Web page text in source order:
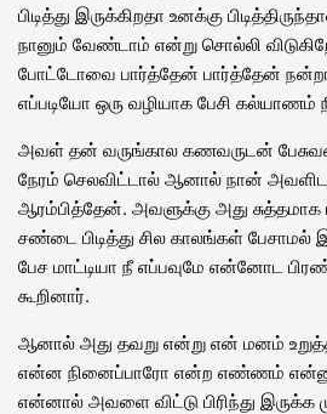
பிடித்து இருக்கிறதா உனக்கு
நானும் வேண்டாம் என்று சொல்லி
போட்டோவை பார்த்தேன் பார்த்தேன்
எப்படியோ ஒரு வழியாக பேசி கல்யாணம்
அவள் தன் வருங்கால கணவருடன்
நேரம் செலவிட்டால் ஆனால் நான்
ஆரம்பித்தேன். அவளுக்கு அது சுத்தமாக
சண்டை பிடித்து சில காலங்கள் பேசாமல்
பேச மாட்டியா நீ எப்பவுமே என்னோட
கூறினார்.
ஆனால் அது தவறு என்று என் மனம்
என்ன நினைப்பாரோ என்ற எண்ணம்
என்னால் அவளை விட்டு பிரிந்து